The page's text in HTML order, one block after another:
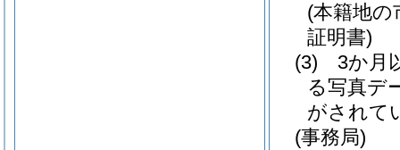
(本籍地の
証明書)
(3)
3か月
る写真デ
がされて
(事務局)